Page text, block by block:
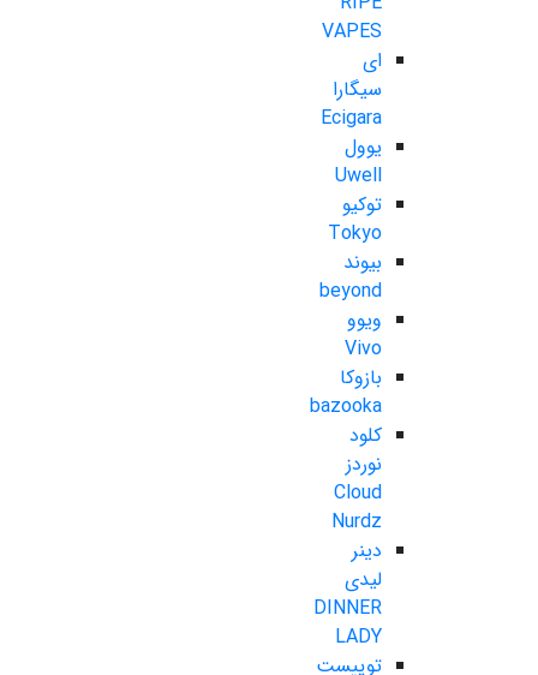
VAPES
ای
سیگارا
Ecigara
یوول
Uwell
توکیو
Tokyo
بیوند
beyond
ویوو
Vivo
بازوکا
bazooka
کلود
نوردز
Cloud
Nurdz
دینر
لیدی
DINNER
LADY
توییست